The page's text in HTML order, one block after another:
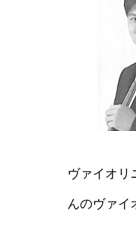
ヴァイオリ
んのヴァイ